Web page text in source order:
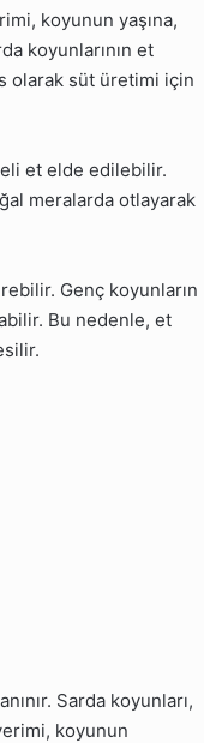
koyunun yaşına,
koyunlarının et
olarak süt üretimi için
et elde edilebilir.
meralarda otlayarak
Genç koyunların
Bu nedenle, et
Sarda koyunları,
koyunun